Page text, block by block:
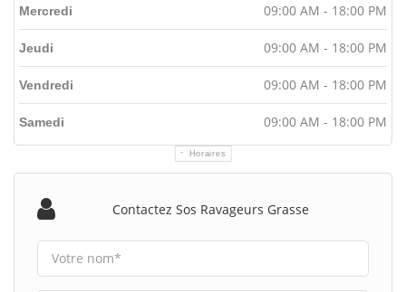
Horaires
Mercredi 09:00 AM - 18:00 PM
Jeudi 09:00 AM - 18:00 PM
Vendredi 09:00 AM - 18:00 PM
Samedi 09:00 AM - 18:00 PM
Contactez Sos Ravageurs Grasse